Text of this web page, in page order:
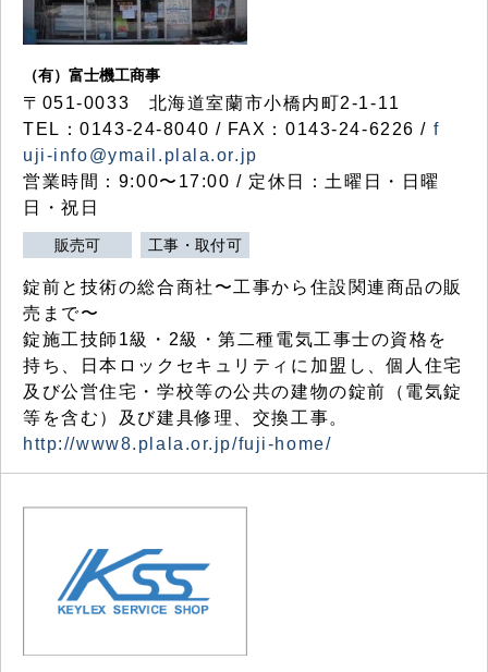
（有）富士機工商事
〒051-0033 北海道室蘭市小橋内町2-1-11
TEL：0143-24-8040 / FAX：0143-24-6226 / f
uji-info@ymail.plala.or.jp
営業時間：9:00〜17:00 / 定休日：土曜日・日曜
日・祝日
販売可 工事・取付可
錠前と技術の総合商社〜工事から住設関連商品の販
売まで〜
錠施工技師1級・2級・第二種電気工事士の資格を
持ち、日本ロックセキュリティに加盟し、個人住宅
及び公営住宅・学校等の公共の建物の錠前（電気錠
等を含む）及び建具修理、交換工事。
http://www8.plala.or.jp/fuji-home/